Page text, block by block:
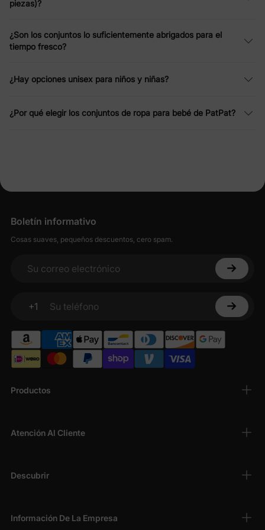
piezas)?
¿Son los conjuntos lo suficientemente abrigados para el
tiempo fresco?
¿Hay opciones unisex para niños y niñas?
¿Por qué elegir los conjuntos de ropa para bebé de PatPat?
Productos
Atención Al Cliente
Descubrir
Información De La Empresa
Boletín informativo
Cosas suaves, pequeños descuentos, cero spam.
Su correo electrónico
+1
Su teléfono